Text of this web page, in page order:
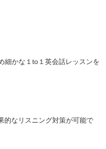
細かな１to１英会話レッスンを
的なリスニング対策が可能で